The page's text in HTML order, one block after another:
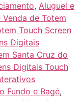
, Aluguel e
Venda de Totem
Touch Screen
Digitais
Santa Cruz do
Digitais Touch
Fundo e Bagé,